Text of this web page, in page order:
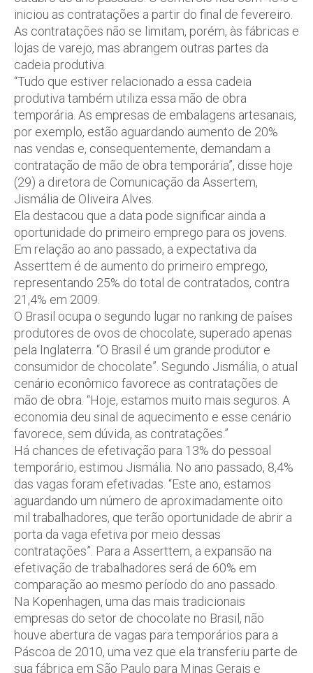
iniciou as contratações a partir do final de fevereiro.
As contratações não se limitam, porém, às fábricas e
lojas de varejo, mas abrangem outras partes da
cadeia produtiva.
“Tudo que estiver relacionado a essa cadeia
produtiva também utiliza essa mão de obra
temporária. As empresas de embalagens artesanais,
por exemplo, estão aguardando aumento de 20%
nas vendas e, consequentemente, demandam a
contratação de mão de obra temporária”, disse hoje
(29) a diretora de Comunicação da Assertem,
Jismália de Oliveira Alves.
Ela destacou que a data pode significar ainda a
oportunidade do primeiro emprego para os jovens.
Em relação ao ano passado, a expectativa da
Asserttem é de aumento do primeiro emprego,
representando 25% do total de contratados, contra
21,4% em 2009.
O Brasil ocupa o segundo lugar no ranking de países
produtores de ovos de chocolate, superado apenas
pela Inglaterra. “O Brasil é um grande produtor e
consumidor de chocolate”. Segundo Jismália, o atual
cenário econômico favorece as contratações de
mão de obra. “Hoje, estamos muito mais seguros. A
economia deu sinal de aquecimento e esse cenário
favorece, sem dúvida, as contratações.”
Há chances de efetivação para 13% do pessoal
temporário, estimou Jismália. No ano passado, 8,4%
das vagas foram efetivadas. “Este ano, estamos
aguardando um número de aproximadamente oito
mil trabalhadores, que terão oportunidade de abrir a
porta da vaga efetiva por meio dessas
contratações”. Para a Asserttem, a expansão na
efetivação de trabalhadores será de 60% em
comparação ao mesmo período do ano passado.
Na Kopenhagen, uma das mais tradicionais
empresas do setor de chocolate no Brasil, não
houve abertura de vagas para temporários para a
Páscoa de 2010, uma vez que ela transferiu parte de
sua fábrica em São Paulo para Minas Gerais e